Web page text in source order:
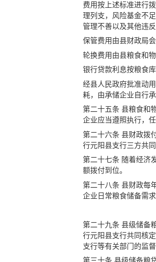
费用按上述标准进行
理列支，风险基金不
管理不善以及其他违
保管费用由县财政局
轮换费用由县粮食和
银行贷款利息按粮食
经县人民政府批准动
耗，由承储企业自行
第二十五条 县粮食和
企业应当遵照执行，
第二十六条 县财政拨
行元阳县支行三方共同
第二十七条 随着经济
额拨付到位。
第二十八条 县财政每
企业日常粮食储备需求
第二十九条 县级储备
行元阳县支行共同核
支行等有关部门的监督